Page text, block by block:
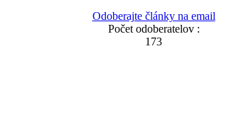
Odoberajte články na email
Počet odoberatelov :
173